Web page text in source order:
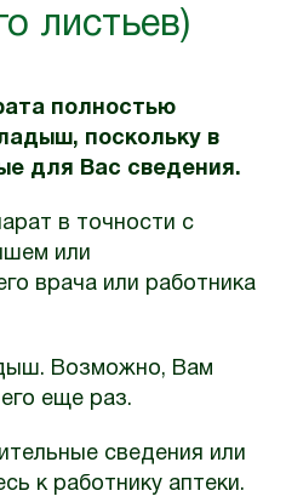
листьев)
полностью
поскольку в
для Вас сведения.
в точности с
или
врача или работника
Возможно, Вам
еще раз.
сведения или
к работнику аптеки.